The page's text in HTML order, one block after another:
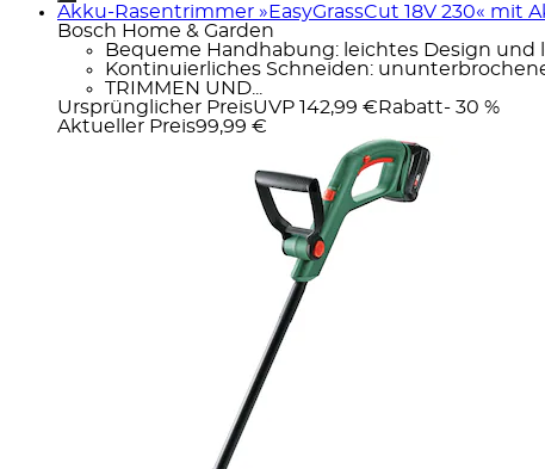
Akku-Rasentrimmer »EasyGrassCut 18V 230« mit
Bosch Home & Garden
Bequeme Handhabung: leichtes Design
Kontinuierliches Schneiden:
TRIMMEN UND...
Ursprünglicher PreisUVP 142,99 € Rabatt- 30 %
Aktueller Preis99,99 €